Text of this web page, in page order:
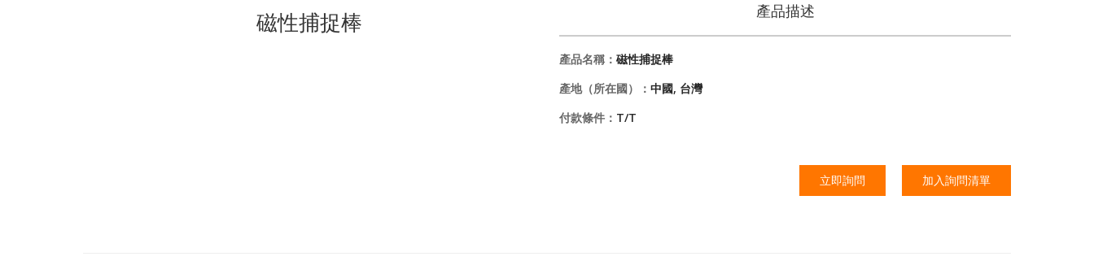
磁性捕捉棒 產品描述
產品名稱： 磁性捕捉棒
產地（所在國）： 中國, 台灣
付款條件： T/T
立即詢問 加入詢問清單